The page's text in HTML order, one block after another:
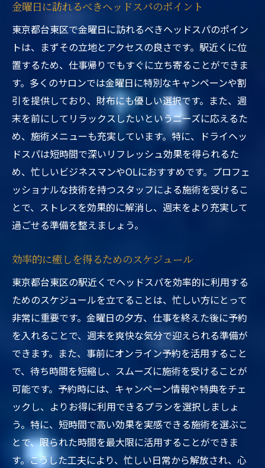
金曜日に訪れるべきヘッドスパのポイント
東京都台東区で金曜日に訪れるべきヘッドスパのポイン
トは、まずその立地とアクセスの良さです。駅近くに位
置するため、仕事帰りでもすぐに立ち寄ることができま
す。多くのサロンでは金曜日に特別なキャンペーンや割
引を提供しており、財布にも優しい選択です。また、週
末を前にしてリラックスしたいというニーズに応えるた
め、施術メニューも充実しています。特に、ドライヘッ
ドスパは短時間で深いリフレッシュ効果を得られるた
め、忙しいビジネスマンやOLにおすすめです。プロフェ
ッショナルな技術を持つスタッフによる施術を受けるこ
とで、ストレスを効果的に解消し、週末をより充実して
過ごせる準備を整えましょう。
効率的に癒しを得るためのスケジュール
東京都台東区の駅近くでヘッドスパを効率的に利用する
ためのスケジュールを立てることは、忙しい方にとって
非常に重要です。金曜日の夕方、仕事を終えた後に予約
を入れることで、週末を爽快な気分で迎えられる準備が
できます。また、事前にオンライン予約を活用すること
で、待ち時間を短縮し、スムーズに施術を受けることが
可能です。予約時には、キャンペーン情報や特典をチェ
ックし、よりお得に利用できるプランを選択しましょ
う。特に、短時間で高い効果を実感できる施術を選ぶこ
とで、限られた時間を最大限に活用することができま
す。こうした工夫により、忙しい日常から解放され、心